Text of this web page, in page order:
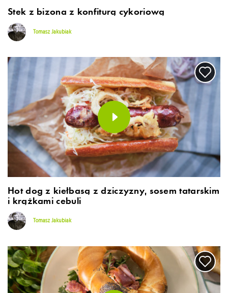
Stek z bizona z konfiturą cykoriową
Tomasz Jakubiak
Hot dog z kiełbasą z dziczyzny, sosem tatarskim
i krążkami cebuli
Tomasz Jakubiak